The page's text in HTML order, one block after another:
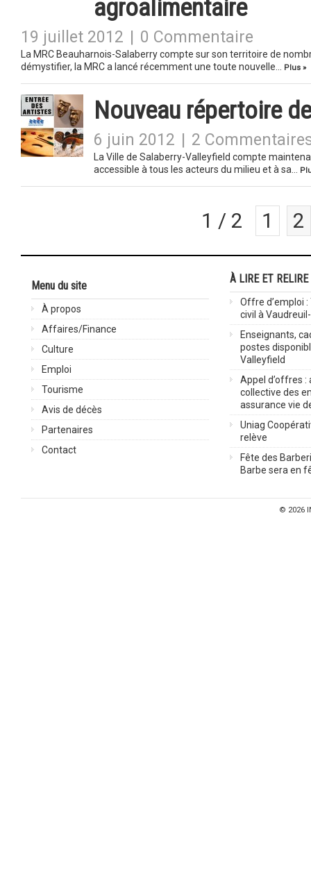
agroalimentaire
19 juillet 2012 0 Commentaire
La MRC Beauharnois-Salaberry compte sur son territoire de
démystifier, la MRC a lancé récemment une toute nouvelle…
Plus »
Nouveau répertoire
6 juin 2012 2
La Ville de Salaberry-Valleyfield compte
accessible à tous les acteurs du milieu et à sa…
1 / 2 1 2
Menu du site
À propos
Affaires/Finance
Culture
Emploi
Tourisme
Avis de décès
Partenaires
Contact
À LIRE ET RELIRE
Offre d’emploi
civil à
Enseignants,
postes
Valleyfield
Appel d’offres :
collective des
assurance vie
Uniag
relève
Fête des
Barbe sera en
© 2026